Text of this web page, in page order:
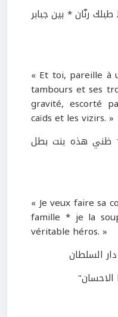
رنّان * بين جبابر
« Et toi, pareille à
tambours et ses
gravité, escorté
caïds et les vizirs. »
ظني هذه بنت بطل
« Je veux faire sa
famille * je la
véritable héros. »
السلطان
الاحسان"